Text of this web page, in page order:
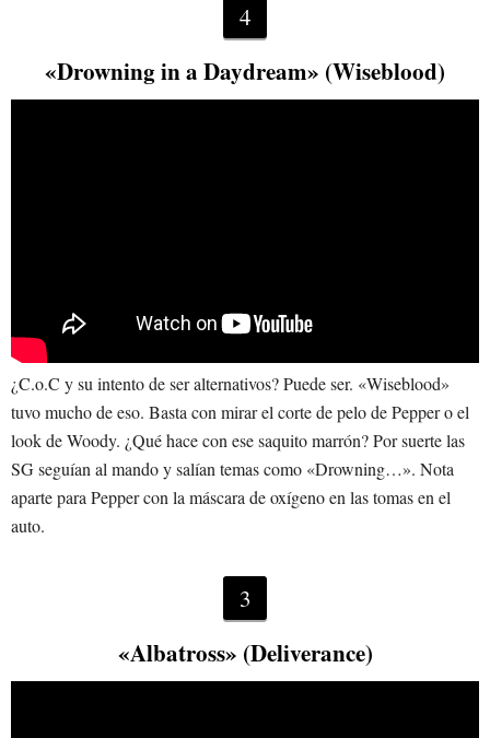
4
«Drowning in a Daydream» (Wiseblood)
¿C.o.C y su intento de ser alternativos? Puede ser. «Wiseblood»
tuvo mucho de eso. Basta con mirar el corte de pelo de Pepper o el
look de Woody. ¿Qué hace con ese saquito marrón? Por suerte las
SG seguían al mando y salían temas como «Drowning…». Nota
aparte para Pepper con la máscara de oxígeno en las tomas en el
auto.
3
«Albatross» (Deliverance)